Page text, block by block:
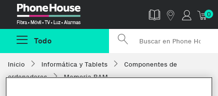
0
Todo
Inicio Informática y Tablets
Componentes de
ordenadores
Memoria RAM